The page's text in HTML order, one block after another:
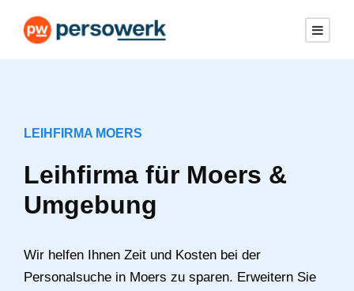
LEIHFIRMA MOERS
Leihfirma für Moers &
Umgebung
Wir helfen Ihnen Zeit und Kosten bei der
Personalsuche in Moers zu sparen. Erweitern Sie